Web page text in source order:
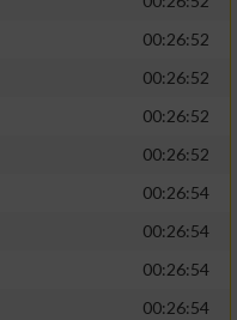
00:26:52
00:26:52
00:26:52
00:26:52
00:26:54
00:26:54
00:26:54
00:26:54